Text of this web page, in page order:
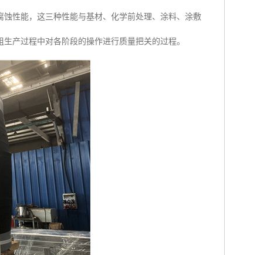
性能，这三种性能与基材、化学前处理、涂料、涂敷
产过程中对各阶段的操作进行质量把关的过程。